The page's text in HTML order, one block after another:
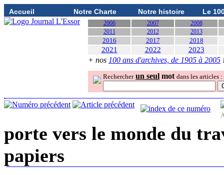
Accueil Notre Charte Notre histoire Le
2006 2007
2008
2011
2012 2013
2016 2017 2018
2021 2022 2023
+ nos 100 ans d'archives, de 1905 à 2005
Rechercher un seul mot dans les articles :
porte vers le monde du
papiers